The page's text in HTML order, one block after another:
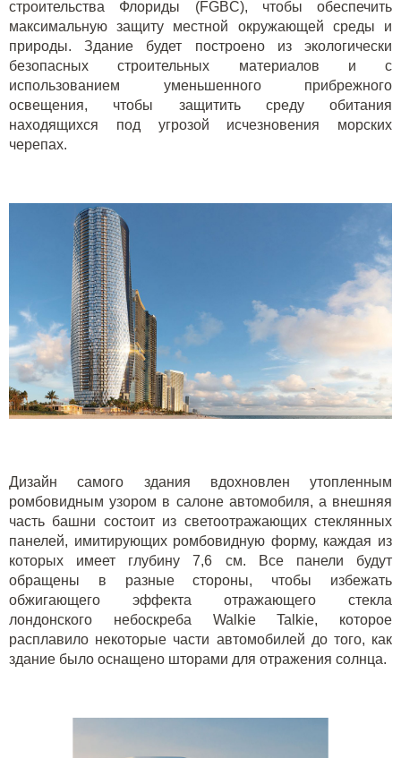
строительства Флориды (FGBC), чтобы обеспечить
максимальную защиту местной окружающей среды и
природы. Здание будет построено из экологически
безопасных строительных материалов и с
использованием уменьшенного прибрежного
освещения, чтобы защитить среду обитания
находящихся под угрозой исчезновения морских
черепах.
Дизайн самого здания вдохновлен утопленным
ромбовидным узором в салоне автомобиля, а внешняя
часть башни состоит из светоотражающих стеклянных
панелей, имитирующих ромбовидную форму, каждая из
которых имеет глубину 7,6 см. Все панели будут
обращены в разные стороны, чтобы избежать
обжигающего эффекта отражающего стекла
лондонского небоскреба Walkie Talkie, которое
расплавило некоторые части автомобилей до того, как
здание было оснащено шторами для отражения солнца.